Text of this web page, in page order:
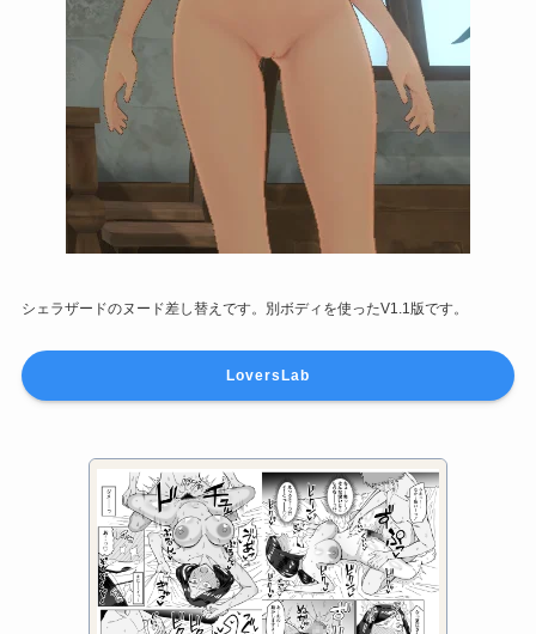
シェラザードのヌード差し替えです。別ボディを使ったV1.1版です。
LoversLab